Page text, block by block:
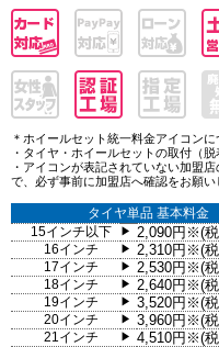
＊ホイールセット統一料金アイコンに
・タイヤ・ホイールセットの取付（
・アイコンが表記されていない加盟
で、必ず事前に加盟店へ確認をお願い
タイヤ単品 基本料金
15インチ以下
▶ 2,090円※(
16インチ ▶ 2,310円※(
17インチ ▶ 2,530円※(
18インチ ▶ 2,640円※(
19インチ ▶ 3,520円※(
20インチ ▶ 3,960円※(
21インチ ▶ 4,510円※(